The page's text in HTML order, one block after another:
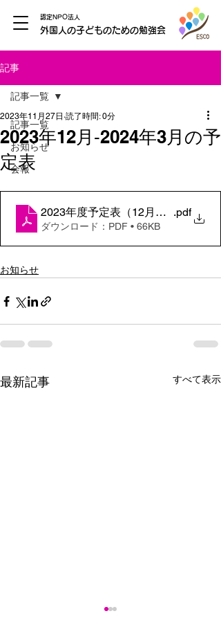
認定NPO法人
外国人の子どものための勉強会
記事
記事一覧
お知らせ
会報
記事一覧
2023年12月‐2024年3月の予
定表
2023年11月27日 読了時間: 0分
2023年度予定表（12月ー３月）
.pdf
ダウンロード：PDF • 66KB
お知らせ
最新記事 すべて表示